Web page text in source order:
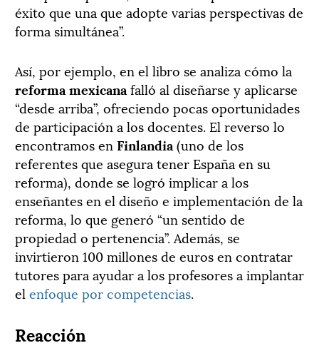
éxito que una que adopte varias perspectivas de
forma simultánea”.
Así, por ejemplo, en el libro se analiza cómo la
reforma mexicana falló al diseñarse y aplicarse
“desde arriba”, ofreciendo pocas oportunidades
de participación a los docentes. El reverso lo
encontramos en Finlandia (uno de los
referentes que asegura tener España en su
reforma), donde se logró implicar a los
enseñantes en el diseño e implementación de la
reforma, lo que generó “un sentido de
propiedad o pertenencia”. Además, se
invirtieron 100 millones de euros en contratar
tutores para ayudar a los profesores a implantar
el enfoque por competencias.
Reacción